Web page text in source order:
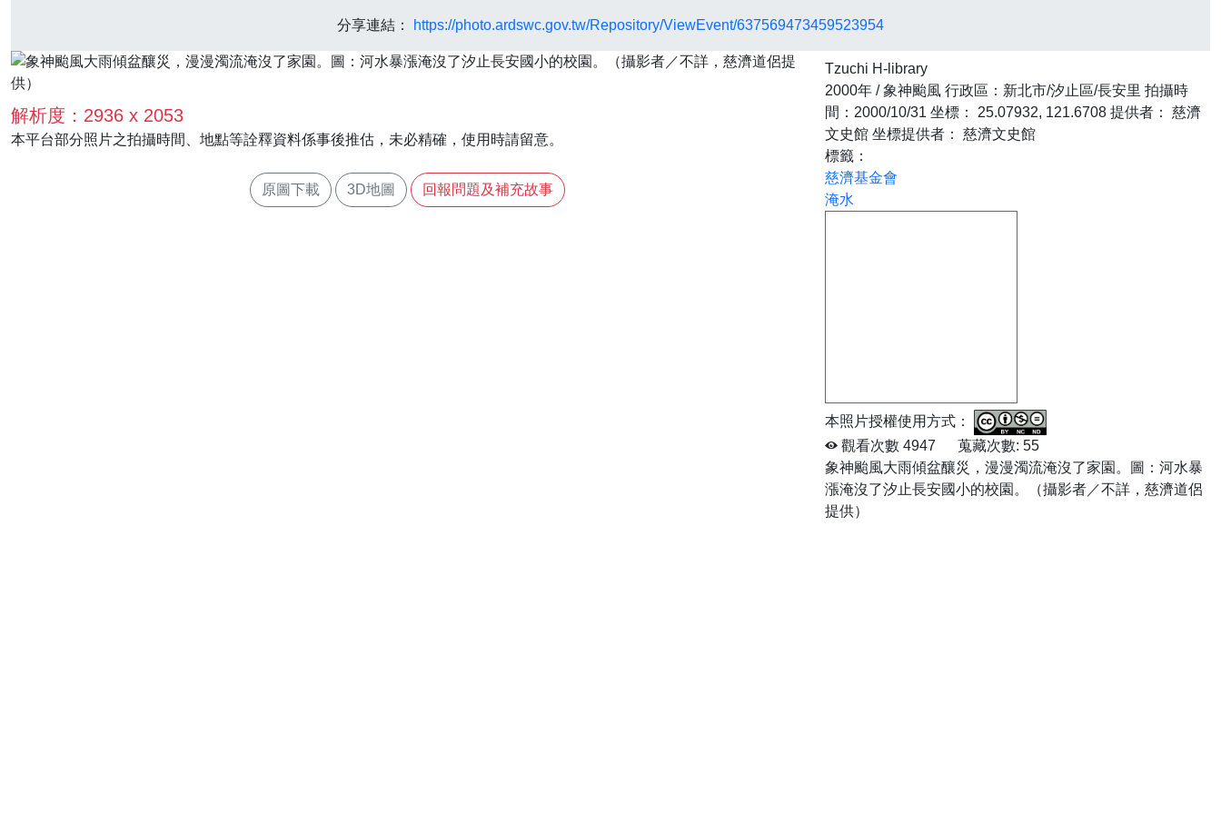
分享連結： https://photo.ardswc.gov.tw/Repository/ViewEvent/637569473459523954
解析度：2936 x 2053
本平台部分照片之拍攝時間、地點等詮釋資料係事後推估，未必精確，使用時請留意。
原圖下載 3D地圖
Tzuchi H-library
2000年 / 象神颱風 行政區：新北市/汐止區/長安里 拍攝時
間：2000/10/31 坐標： 25.07932, 121.6708 提供者： 慈濟
文史館 坐標提供者： 慈濟文史館
標籤：
慈濟基金會
淹水
本照片授權使用方式：
觀看次數 4947 蒐藏次數: 55
象神颱風大雨傾盆釀災，漫漫濁流淹沒了家園。圖：河水暴
漲淹沒了汐止長安國小的校園。（攝影者／不詳，慈濟道侶
提供）